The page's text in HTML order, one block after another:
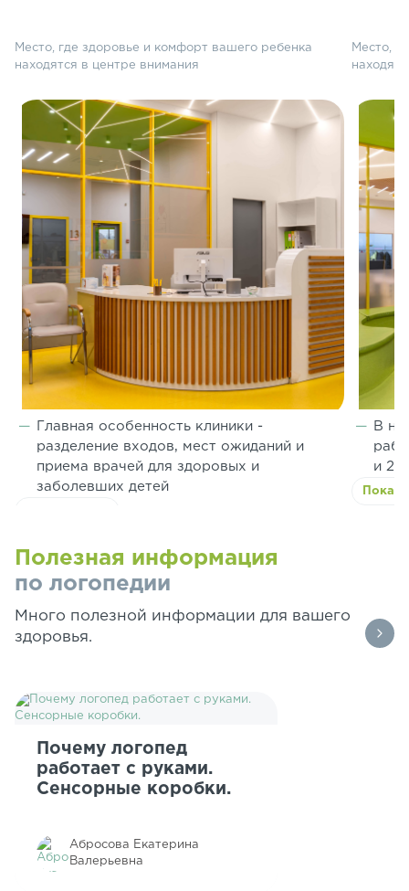
Место, где здоровье и комфорт вашего ребенка
находятся в центре внимания
Главная особенность клиники -
разделение входов, мест ожиданий и
приема врачей для здоровых и
заболевших детей
Место,
В
и 2
Полезная информация
по логопедии
Много полезной информации для вашего
здоровья.
Почему логопед
работает с руками.
Сенсорные коробки.
Абросова Екатерина
Валерьевна